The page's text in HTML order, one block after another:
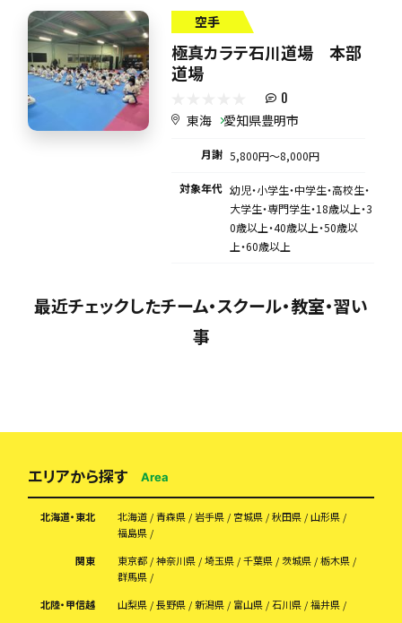
空手
極真カラテ石川道場 本部
道場
0
東海 愛知県豊明市
月謝 5,800円〜8,000円
対象年代 幼児・小学生・中学生・高校生・
大学生・専門学生・18歳以上・3
0歳以上・40歳以上・50歳以
上・60歳以上
最近チェックしたチーム・スクール・教室・習い
事
エリアから探す Area
北海道・東北 北海道 青森県 岩手県 宮城県 秋田県
山形県
福島県
関東
東京都 神奈川県 埼玉県 千葉県 茨城県
栃木県
群馬県
北陸・甲信越
山梨県 長野県 新潟県 富山県 石川県
福井県